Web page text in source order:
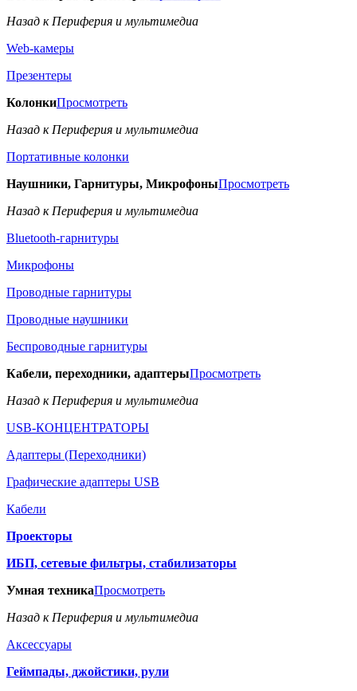
Назад к Периферия и мультимедиа
Web-камеры
Презентеры
КолонкиПросмотреть
Назад к Периферия и мультимедиа
Портативные колонки
Наушники, Гарнитуры, МикрофоныПросмотреть
Назад к Периферия и мультимедиа
Bluetooth-гарнитуры
Микрофоны
Проводные гарнитуры
Проводные наушники
Беспроводные гарнитуры
Кабели, переходники, адаптерыПросмотреть
Назад к Периферия и мультимедиа
USB-КОНЦЕНТРАТОРЫ
Адаптеры (Переходники)
Графические адаптеры USB
Кабели
Проекторы
ИБП, сетевые фильтры, стабилизаторы
Умная техникаПросмотреть
Назад к Периферия и мультимедиа
Аксессуары
Геймпады, джойстики, рули